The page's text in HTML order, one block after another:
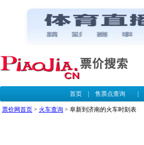
首页| 售票点查询
票价网首页 > 火车查询 > 阜新到济南的火车时刻表